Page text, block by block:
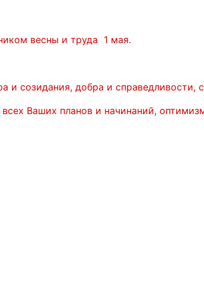
весны и труда 1 мая.
и созидания, добра и
Ваших планов и начинаний,